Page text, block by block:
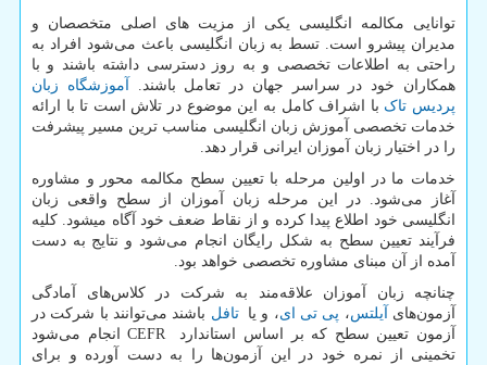
توانایی مکالمه انگلیسی یکی از مزیت های اصلی متخصصان و
مدیران پیشرو است. تسط به زبان انگلیسی باعث می‌شود افراد به
راحتی به اطلاعات تخصصی و به روز دسترسی داشته باشند و با
همکاران خود در سراسر جهان در تعامل باشند. آموزشگاه زبان
پردیس تاک با اشراف کامل به این موضوع در تلاش است تا با ارائه
خدمات تخصصی آموزش زبان انگلیسی مناسب ترین مسیر پیشرفت
را در اختیار زبان آموزان ایرانی قرار دهد.
خدمات ما در اولین مرحله با تعیین سطح مکالمه محور و مشاوره
آغاز می‌شود. در این مرحله زبان آموزان از سطح واقعی زبان
انگلیسی خود اطلاع پیدا کرده و از نقاط ضعف خود آگاه میشود. کلیه
فرآیند تعیین سطح به شکل رایگان انجام می‌شود و نتایج به دست
آمده از آن مبنای مشاوره تخصصی خواهد بود.
چنانچه زبان آموزان علاقه‌مند به شرکت در کلاس‌های آمادگی
آزمون‌های آیلتس، پی تی ای، و یا تافل باشند می‌توانند با شرکت در
آزمون تعیین سطح که بر اساس استاندارد
CEFRانجام می‌شود
تخمینی از نمره خود در این آزمون‌ها را به دست آورده و برای